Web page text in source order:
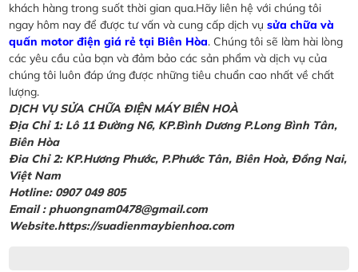
khách hàng trong suốt thời gian qua.Hãy liên hệ với chúng tôi
ngay hôm nay để được tư vấn và cung cấp dịch vụsửa chữa và
quấn motor điện giá rẻ tại Biên Hòa. Chúng tôi sẽ làm hài lòng
các yêu cầu của bạn và đảm bảo các sản phẩm và dịch vụ của
chúng tôi luôn đáp ứng được những tiêu chuẩn cao nhất về chất
lượng.
DỊCH VỤ SỬA CHỮA ĐIỆN MÁY BIÊN HOÀ
Địa Chỉ 1: Lô 11 Đường N6, KP.Bình Dương P.Long Bình Tân,
Biên Hòa
Đia Chỉ 2: KP.Hương Phước, P.Phước Tân, Biên Hoà, Đồng Nai,
Việt Nam
Hotline: 0907 049 805
Email : phuongnam0478@gmail.com
Website.https://suadienmaybienhoa.com